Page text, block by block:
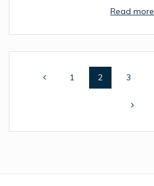
Read more
navigation
Page
1 Page
2 Page
3